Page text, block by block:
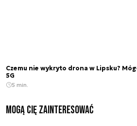
Czemu nie wykryto drona w Lipsku?
5G
5 min.
Mogą Cię zainteresować